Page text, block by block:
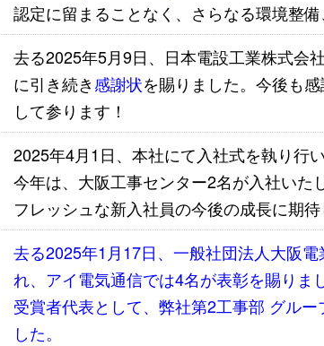
認定に留まることなく、さらなる環境整
去る2025年5月9日、日本電設工業株式会
に引き続き感謝状を賜りました。今後も
して参ります！
2025年4月1日、本社にて入社式を執り行い
今年は、大阪工事センター2名が入社いた
フレッシュな新入社員の今後の成長に期待
去る2025年1月17日、一般社団法人大阪
れ、アイ電気通信では4名が表彰を賜りま
受賞者代表として、弊社第2工事部 グル
した。